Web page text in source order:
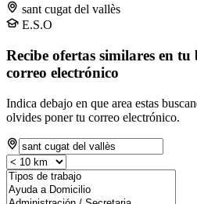
sant cugat del vallès
E.S.O
Recibe ofertas similares en
correo electrónico
Indica debajo en que area estas
olvides poner tu correo electrónico.